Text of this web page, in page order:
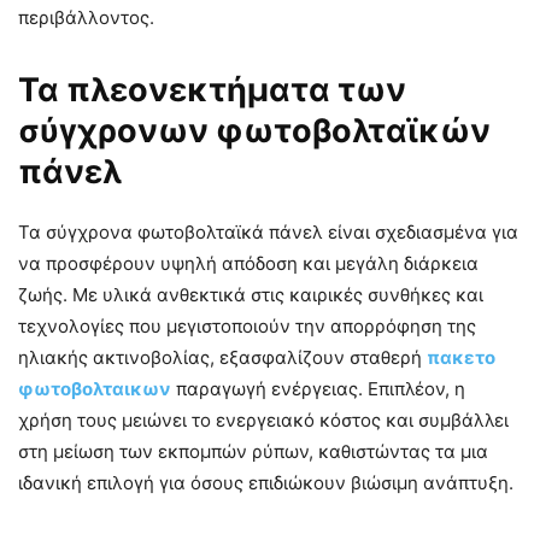
περιβάλλοντος.
Τα πλεονεκτήματα των
σύγχρονων φωτοβολταϊκών
πάνελ
Τα σύγχρονα φωτοβολταϊκά πάνελ είναι σχεδιασμένα για
να προσφέρουν υψηλή απόδοση και μεγάλη διάρκεια
ζωής. Με υλικά ανθεκτικά στις καιρικές συνθήκες και
τεχνολογίες που μεγιστοποιούν την απορρόφηση της
ηλιακής ακτινοβολίας, εξασφαλίζουν σταθερή πακετο
φωτοβολταικων παραγωγή ενέργειας. Επιπλέον, η
χρήση τους μειώνει το ενεργειακό κόστος και συμβάλλει
στη μείωση των εκπομπών ρύπων, καθιστώντας τα μια
ιδανική επιλογή για όσους επιδιώκουν βιώσιμη ανάπτυξη.